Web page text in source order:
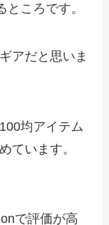
ころです。
アだと思いま
均アイテム
ています。
で評価が高